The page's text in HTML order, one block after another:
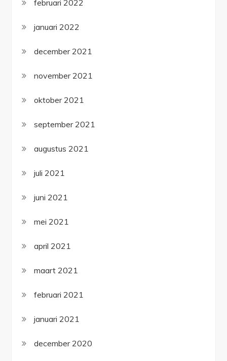
februari 2022
januari 2022
december 2021
november 2021
oktober 2021
september 2021
augustus 2021
juli 2021
juni 2021
mei 2021
april 2021
maart 2021
februari 2021
januari 2021
december 2020